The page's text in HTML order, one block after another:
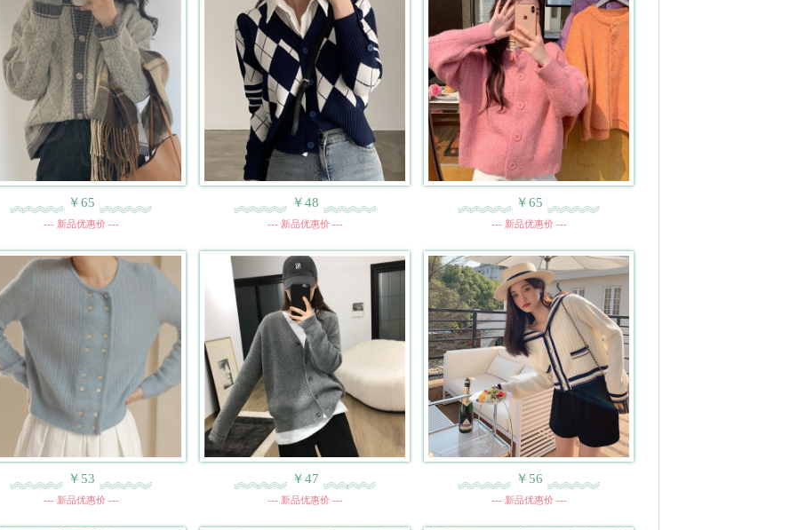
￥65
--- 新品优惠价 ---
￥48
--- 新品优惠价 ---
￥65
--- 新品优惠价 ---
￥53
--- 新品优惠价 ---
￥47
--- 新品优惠价 ---
￥56
--- 新品优惠价 ---